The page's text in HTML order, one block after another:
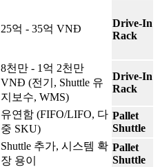
25억 - 35억 VNĐ
Drive-In
Rack
8천만 - 1억 2천만
VNĐ (전기, Shuttle 유
지보수, WMS)
Drive-In
Rack
유연함 (FIFO/LIFO, 다
중 SKU)
Pallet
Shuttle
Shuttle 추가, 시스템 확
장 용이
Pallet
Shuttle